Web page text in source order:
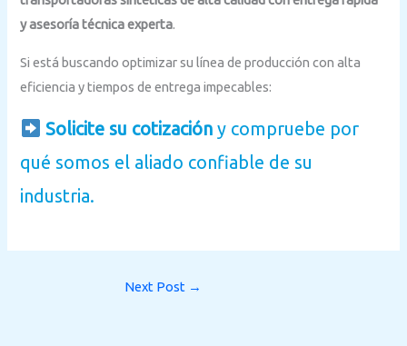
y asesoría técnica experta.
Si está buscando optimizar su línea de producción con alta
eficiencia y tiempos de entrega impecables:
Solicite su cotización y compruebe por
qué somos el aliado confiable de su
industria.
Next Post →